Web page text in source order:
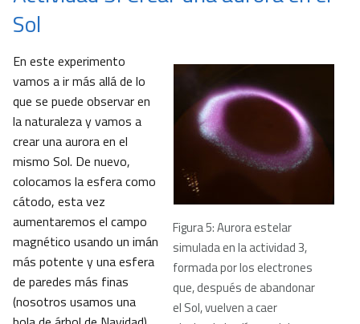
Sol
Figura 5: Aurora estelar
simulada en la actividad 3,
formada por los electrones
que, después de abandonar
el Sol, vuelven a caer
En este experimento
vamos a ir más allá de lo
que se puede observar en
la naturaleza y vamos a
crear una aurora en el
mismo Sol. De nuevo,
colocamos la esfera como
cátodo, esta vez
aumentaremos el campo
magnético usando un imán
más potente y una esfera
de paredes más finas
(nosotros usamos una